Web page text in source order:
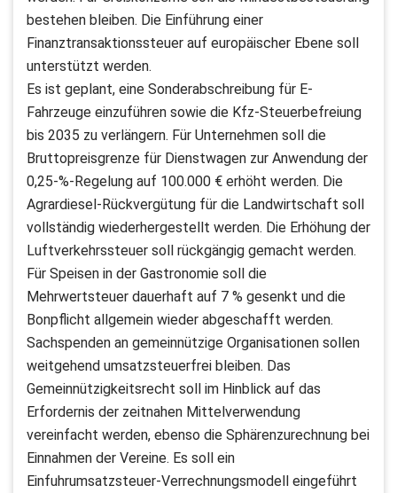
bestehen bleiben. Die Einführung einer
Finanztransaktionssteuer auf europäischer Ebene soll
unterstützt werden.
Es ist geplant, eine Sonderabschreibung für E-
Fahrzeuge einzuführen sowie die Kfz-Steuerbefreiung
bis 2035 zu verlängern. Für Unternehmen soll die
Bruttopreisgrenze für Dienstwagen zur Anwendung der
0,25-%-Regelung auf 100.000 € erhöht werden. Die
Agrardiesel-Rückvergütung für die Landwirtschaft soll
vollständig wiederhergestellt werden. Die Erhöhung der
Luftverkehrssteuer soll rückgängig gemacht werden.
Für Speisen in der Gastronomie soll die
Mehrwertsteuer dauerhaft auf 7 % gesenkt und die
Bonpflicht allgemein wieder abgeschafft werden.
Sachspenden an gemeinnützige Organisationen sollen
weitgehend umsatzsteuerfrei bleiben. Das
Gemeinnützigkeitsrecht soll im Hinblick auf das
Erfordernis der zeitnahen Mittelverwendung
vereinfacht werden, ebenso die Sphärenzurechnung bei
Einnahmen der Vereine. Es soll ein
Einfuhrumsatzsteuer-Verrechnungsmodell eingeführt